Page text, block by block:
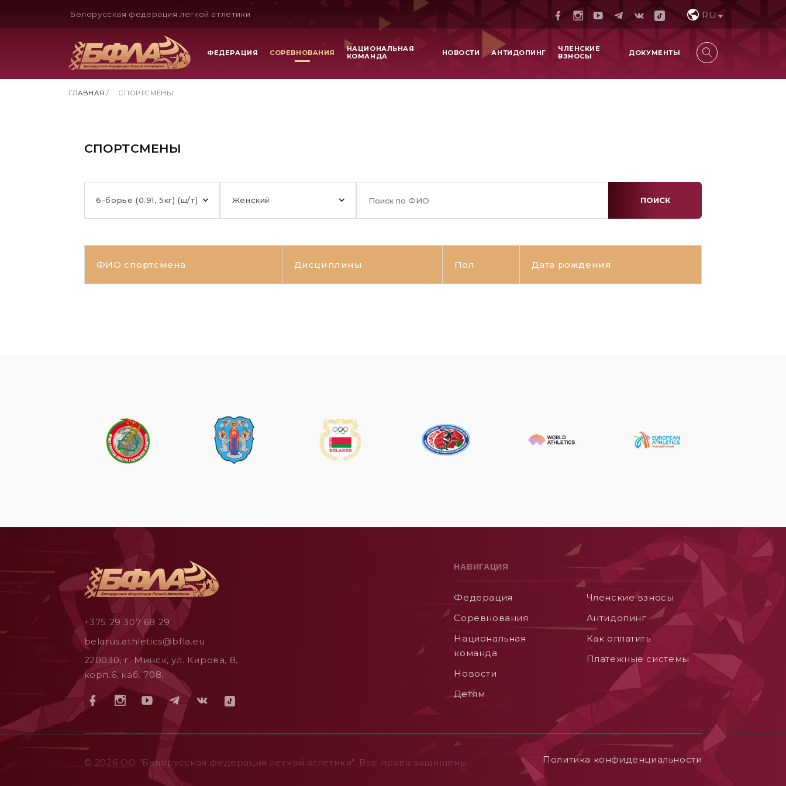
Белорусская федерация легкой атлетики RU
ФЕДЕРАЦИЯ СОРЕВНОВАНИЯ
НАЦИОНАЛЬНАЯ
КОМАНДА
НОВОСТИ АНТИДОПИНГ
ЧЛЕНСКИЕ
ВЗНОСЫ
ДОКУМЕНТЫ
ГЛАВНАЯ / СПОРТСМЕНЫ
СПОРТСМЕНЫ
6-борье (0.91, 5кг) (ш/т) Женский ПОИСК
ФИО спортсмена Дисциплины Пол Дата рождения
+375 29 307 68 29
belarus.athletics@bfla.eu
220030, г. Минск, ул. Кирова, 8,
корп.6, каб. 708.
НАВИГАЦИЯ
Федерация
Соревнования
Национальная
команда
Новости
Детям
Членские взносы
Aнтидопинг
Как оплатить
Платежные системы
© 2026 ОO "Белорусская федерация легкой атлетики". Все права защищены. Политика конфиденциальности